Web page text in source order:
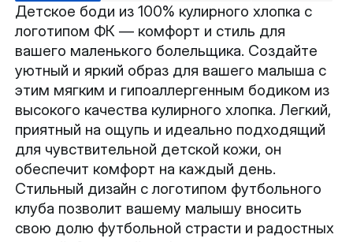
Детское боди из 100% кулирного хлопка с
логотипом ФК — комфорт и стиль для
вашего маленького болельщика. Создайте
уютный и яркий образ для вашего малыша с
этим мягким и гипоаллергенным бодиком из
высокого качества кулирного хлопка. Легкий,
приятный на ощупь и идеально подходящий
для чувствительной детской кожи, он
обеспечит комфорт на каждый день.
Стильный дизайн с логотипом футбольного
клуба позволит вашему малышу вносить
свою долю футбольной страсти и радостных